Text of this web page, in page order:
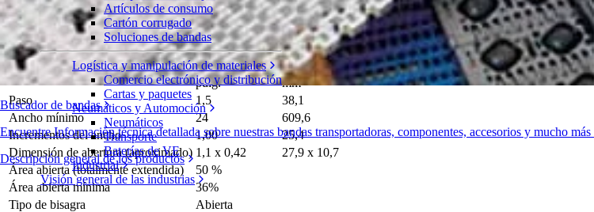
Buscador de bandas
Encuentre Información técnica detallada sobre nuestras bandas transportadoras, componentes, accesorios y mucho más
Descripción general de los productos
Artículos de consumo
Cartón corrugado
Soluciones de bandas
Logística y manipulación de materiales
Comercio electrónico y distribución
Cartas y paquetes
Neumáticos y Automoción
Neumáticos
Transporte
Baterías de VE
Industrial
Visión general de las industrias
Spiral GTech 2.2 y 3.2
Serie 2800
Compartir
Solicite un presupuesto
pulg.
mm
Paso
1,5
38,1
Ancho mínimo
24
609,6
Incrementos del ancho
1,00
25,4
Dimensión de abertura (aproximado) 1,1 x 0,42
27,9 x 10,7
Área abierta (totalmente extendida)
50 %
Área abierta mínima
36%
Tipo de bisagra
Abierta